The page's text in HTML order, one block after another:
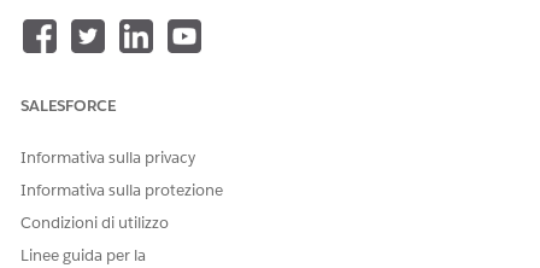
Impostazione del configuratore di prodotto per il
Impostare attributi e procedure di calcolo dei prezzi per
il prestito di veicoli e asset
Per conto dei clienti, i concessionari possono modificare
una proposta di prestito o leasing attiva modificando il
SALESFORCE
Informativa sulla privacy
Informativa sulla protezione
Condizioni di utilizzo
Linee guida per la